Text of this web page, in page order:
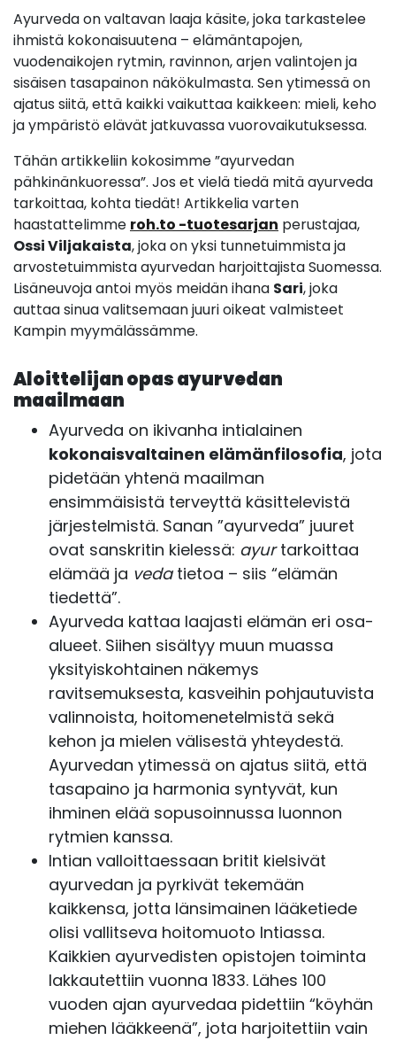
Ayurveda on valtavan laaja käsite,joka tarkastelee
ihmistä kokonaisuutena – elämäntapojen,
vuodenaikojen rytmin, ravinnon, arjen valintojen ja
sisäisen tasapainon näkökulmasta. Sen ytimessä on
ajatus siitä, että kaikki vaikuttaa kaikkeen: mieli, keho
ja ympäristö elävät jatkuvassa vuorovaikutuksessa.
Tähän artikkeliin kokosimme ”ayurvedan
pähkinänkuoressa”. Jos et vielä tiedä mitä ayurveda
tarkoittaa, kohta tiedät! Artikkelia varten
haastattelimme roh.to -tuotesarjan perustajaa,
Ossi Viljakaista, joka on yksi tunnetuimmista ja
arvostetuimmista ayurvedan harjoittajista Suomessa.
Lisäneuvoja antoi myös meidän ihana Sari, joka
auttaa sinua valitsemaan juuri oikeat valmisteet
Kampin myymälässämme.
Aloittelijan opas ayurvedan
maailmaan
Ayurveda on ikivanha intialainen
kokonaisvaltainen elämänfilosofia, jota
pidetään yhtenä maailman
ensimmäisistä terveyttä käsittelevistä
järjestelmistä. Sanan ”ayurveda” juuret
ovat sanskritin kielessä: ayurtarkoittaa
elämää ja vedatietoa – siis “elämän
tiedettä”.
Ayurveda kattaa laajasti elämän eri osa-
alueet. Siihen sisältyy muun muassa
yksityiskohtainen näkemys
ravitsemuksesta, kasveihin pohjautuvista
valinnoista, hoitomenetelmistä sekä
kehon ja mielen välisestä yhteydestä.
Ayurvedan ytimessä on ajatus siitä, että
tasapaino ja harmonia syntyvät, kun
ihminen elää sopusoinnussa luonnon
rytmien kanssa.
Intian valloittaessaan britit kielsivät
ayurvedan ja pyrkivät tekemään
kaikkensa, jotta länsimainen lääketiede
olisi vallitseva hoitomuoto Intiassa.
Kaikkien ayurvedisten opistojen toiminta
lakkautettiin vuonna 1833. Lähes 100
vuoden ajan ayurvedaa pidettiin “köyhän
miehen lääkkeenä”, jota harjoitettiin vain